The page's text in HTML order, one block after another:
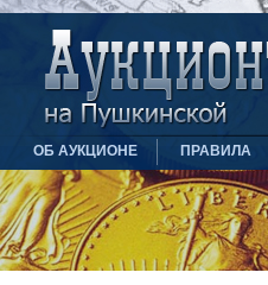
ОБ АУКЦИОНЕ ПРАВИЛА